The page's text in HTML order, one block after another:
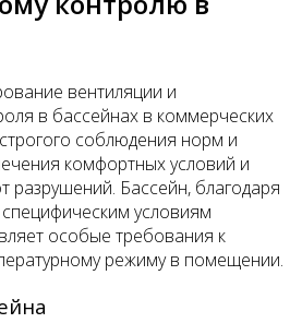
вентиляции и
в бассейнах в коммерческих
соблюдения норм и
комфортных условий и
разрушений. Бассейн, благодаря
условиям
особые требования к
режиму в помещении.